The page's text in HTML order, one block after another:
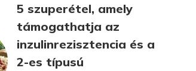
5 szuperétel, amely
támogathatja az
inzulinrezisztencia és a
2-es típusú